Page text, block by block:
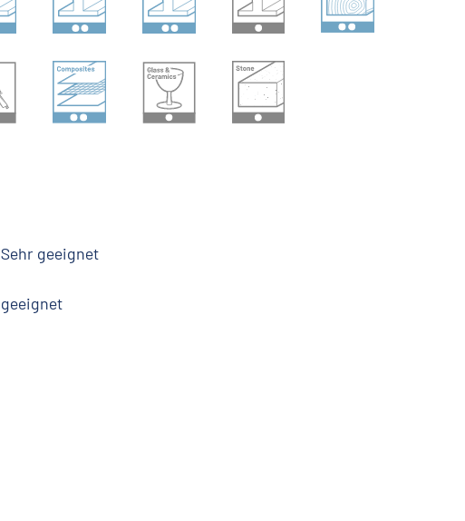
Sehr geeignet
geeignet